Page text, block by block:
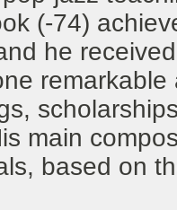
(-74)
he
main
based on